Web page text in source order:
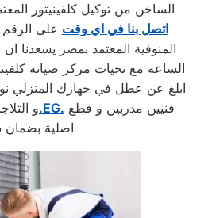
الساخن من توكيل كلفينيتور
اتصل بنا في اي وقت على الرقم
المنوفية المعتمد بمصر يسعدنا ان
الساعه مع تحيات مركز صيانه
ابلغ عن عطل في جهازك المنزلي
و.EG.
اصلية